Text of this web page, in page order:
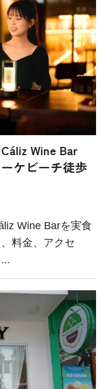
Wine Bar
ケビーチ徒歩
Wine Barを実食
料金、アクセ